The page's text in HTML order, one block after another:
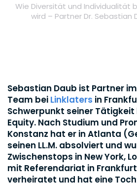
Wie Diversität und Individualität
wird – Partner Dr. Sebastian
Sebastian Daub ist Partner
Team bei Linklaters in
Schwerpunkt seiner
Equity. Nach Studium und
Konstanz hat er in Atlanta
seinen LL.M. absolviert und
Zwischenstops in New York,
mit Referendariat in
verheiratet und hat eine